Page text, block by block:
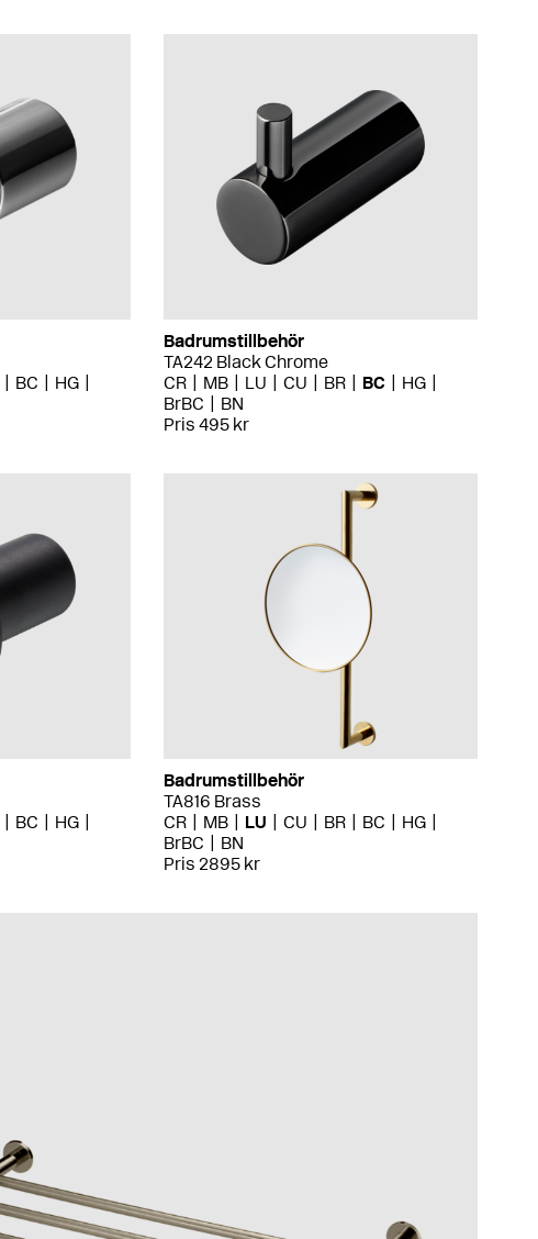
BC
HG
Badrumstillbehör
TA242 Black Chrome
CR
MB LU CU BR BC
HG
BrBC
BN
Pris 495 kr
BC
HG
Badrumstillbehör
TA816 Brass
CR
MB LU CU BR BC
HG
BrBC
BN
Pris 2895 kr